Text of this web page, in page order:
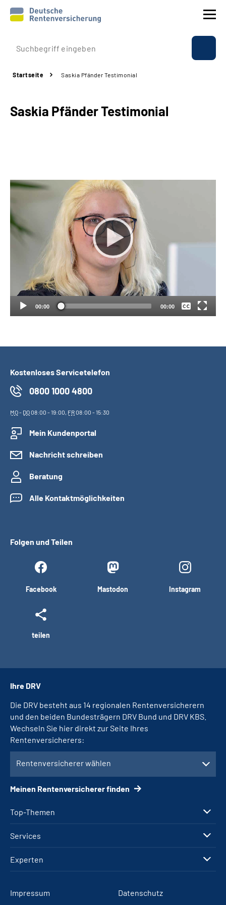
Prävention
Rente
Über uns & Presse
Online-Services
Suche
Language
Inhalte in Gebärdensprache (DGS)
Mein Kundenportal
Startseite Saskia Pfänder Testimonial
Saskia Pfänder Testimonial
00:00 00:00
Kostenloses Servicetelefon
0800 1000 4800
MO- DO08:00 - 19:00, FR08:00 - 15:30
Mein Kundenportal
Nachricht schreiben
Beratung
Alle Kontaktmöglichkeiten
Folgen und Teilen
Facebook Mastodon Instagram
teilen
Top-Themen
Services
Experten
Ihre DRV
Die DRV besteht aus 14 regionalen Rentenversicherern
und den beiden Bundesträgern DRV Bund und DRV KBS.
Wechseln Sie hier direkt zur Seite Ihres
Rentenversicherers:
Rentenversicherer wählen
Meinen Rentenversicherer finden
Impressum
Datenschutz